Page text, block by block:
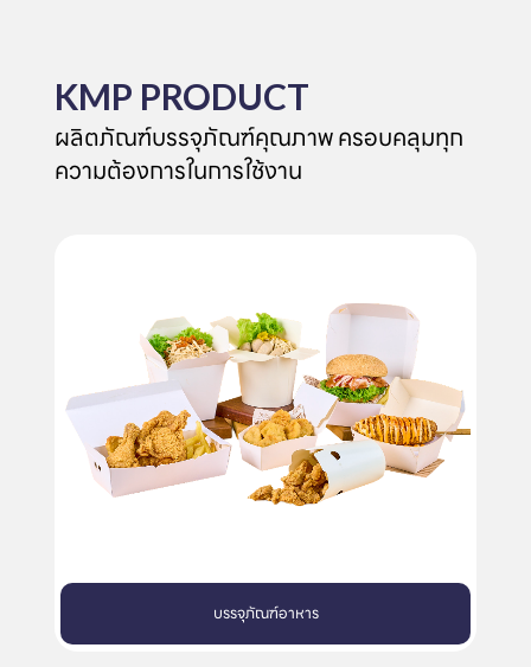
KMP PRODUCT
ผลิตภัณฑ์บรรจุภัณฑ์คุณภาพ ครอบคลุมทุก
ความต้องการในการใช้งาน
บรรจุภัณฑ์อาหาร